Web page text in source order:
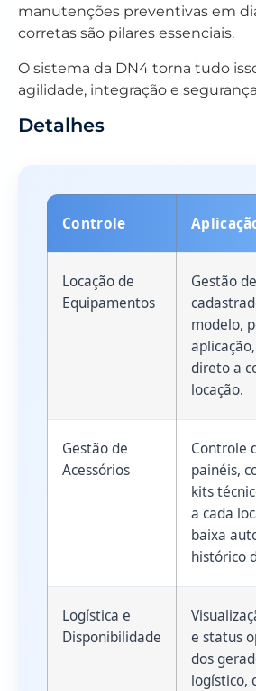
manutenções preventivas em
corretas são pilares essenciais.
O sistema da DN4 torna tudo
agilidade, integração e
Detalhes
Controle
Locação de
Equipamentos
Gestão
modelo,
direto a
locação.
Gestão de
Acessórios
Controle
painéis,
kits
a cada
baixa
histórico
Logística e
Disponibilidade
e status
dos
logístico,